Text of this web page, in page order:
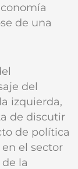
de una
del
izquierda,
de discutir
de política
el sector
la